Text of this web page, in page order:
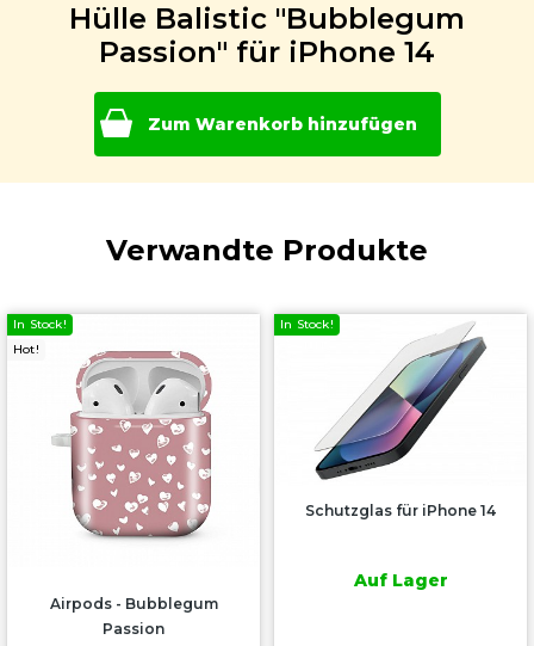
Hülle Balistic "Bubblegum
Passion" für iPhone 14
Zum Warenkorb hinzufügen
Verwandte Produkte
Hot!
In Stock!
Airpods - Bubblegum
Passion
In Stock!
Schutzglas für iPhone 14
Auf Lager